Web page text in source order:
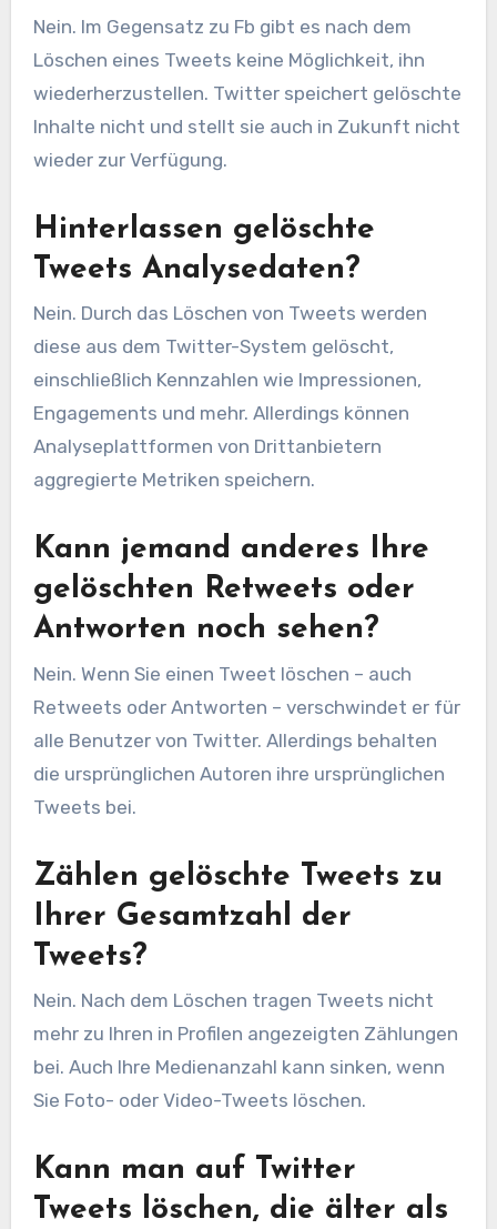
Nein. Im Gegensatz zu Fb gibt es nach dem
Löschen eines Tweets keine Möglichkeit, ihn
wiederherzustellen. Twitter speichert gelöschte
Inhalte nicht und stellt sie auch in Zukunft nicht
wieder zur Verfügung.
Hinterlassen gelöschte
Tweets Analysedaten?
Nein. Durch das Löschen von Tweets werden
diese aus dem Twitter-System gelöscht,
einschließlich Kennzahlen wie Impressionen,
Engagements und mehr. Allerdings können
Analyseplattformen von Drittanbietern
aggregierte Metriken speichern.
Kann jemand anderes Ihre
gelöschten Retweets oder
Antworten noch sehen?
Nein. Wenn Sie einen Tweet löschen – auch
Retweets oder Antworten – verschwindet er für
alle Benutzer von Twitter. Allerdings behalten
die ursprünglichen Autoren ihre ursprünglichen
Tweets bei.
Zählen gelöschte Tweets zu
Ihrer Gesamtzahl der
Tweets?
Nein. Nach dem Löschen tragen Tweets nicht
mehr zu Ihren in Profilen angezeigten Zählungen
bei. Auch Ihre Medienanzahl kann sinken, wenn
Sie Foto- oder Video-Tweets löschen.
Kann man auf Twitter
Tweets löschen, die älter als